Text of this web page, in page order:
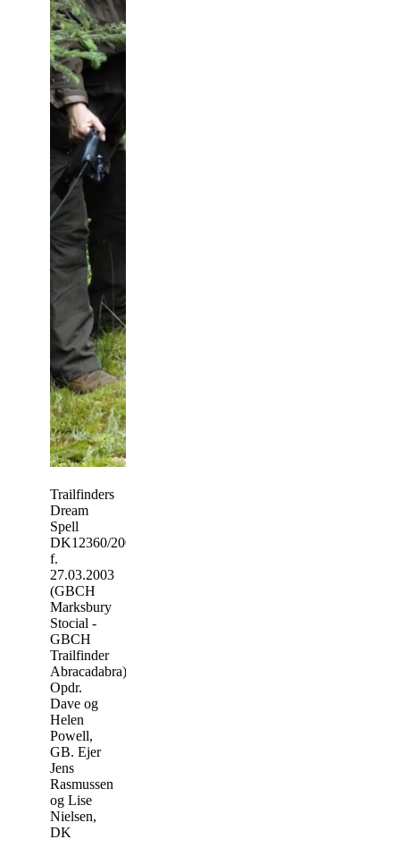
Trailfinders
Dream
Spell
DK12360/2003
f.
27.03.2003
(GBCH
Marksbury
Stocial -
GBCH
Trailfinder
Abracadabra)
Opdr.
Dave og
Helen
Powell,
GB. Ejer
Jens
Rasmussen
og Lise
Nielsen,
DK